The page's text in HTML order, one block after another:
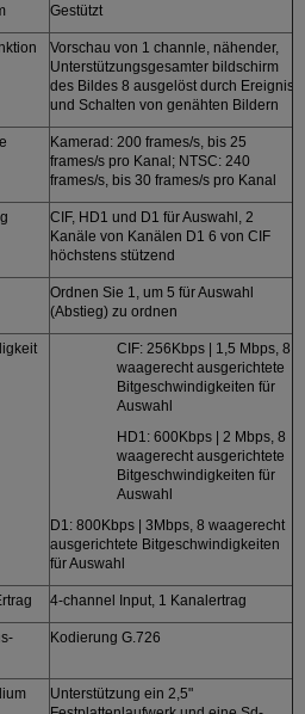
Gestützt
Vorschau von 1 channle, nähender,
Unterstützungsgesamter bildschirm
des Bildes 8 ausgelöst durch Ereignis
und Schalten von genähten Bildern
Kamerad: 200 frames/s, bis 25
frames/s pro Kanal; NTSC: 240
frames/s, bis 30 frames/s pro Kanal
CIF, HD1 und D1 für Auswahl, 2
Kanäle von Kanälen D1 6 von CIF
höchstens stützend
Ordnen Sie 1, um 5 für Auswahl
(Abstieg) zu ordnen
CIF: 256Kbps | 1,5 Mbps, 8
waagerecht ausgerichtete
Bitgeschwindigkeiten für
Auswahl
HD1: 600Kbps | 2 Mbps, 8
waagerecht ausgerichtete
Bitgeschwindigkeiten für
Auswahl
D1: 800Kbps | 3Mbps, 8 waagerecht
ausgerichtete Bitgeschwindigkeiten
für Auswahl
4-channel Input, 1 Kanalertrag
Kodierung G.726
Unterstützung ein 2,5"